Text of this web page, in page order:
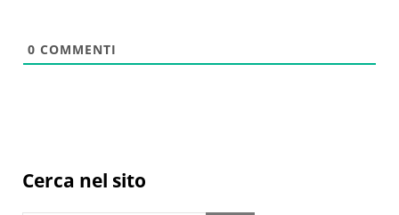
0 COMMENTI
Sidebar
Cerca nel sito